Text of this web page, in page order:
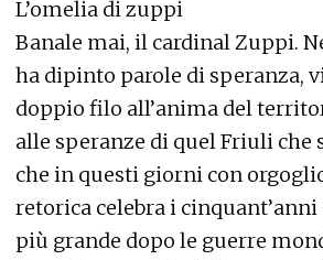
L’omelia di zuppi
Banale mai, il cardinal Zuppi.
ha dipinto parole di speranza,
doppio filo all’anima del
alle speranze di quel Friuli che
che in questi giorni con
retorica celebra i
più grande dopo le guerre